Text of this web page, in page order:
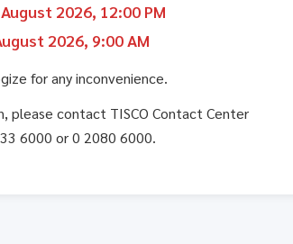
2026, 12:00 PM
2026, 9:00 AM
for any inconvenience.
please contact TISCO Contact Center
6000 or 0 2080 6000.